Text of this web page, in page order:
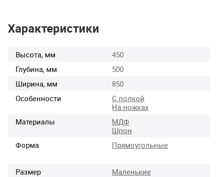
Характеристики
Высота, мм
450
Глубина, мм
500
Ширина, мм
850
Особенности
С полкой
На ножках
Материалы
МДФ
Шпон
Форма
Прямоугольные
Размер
Маленькие